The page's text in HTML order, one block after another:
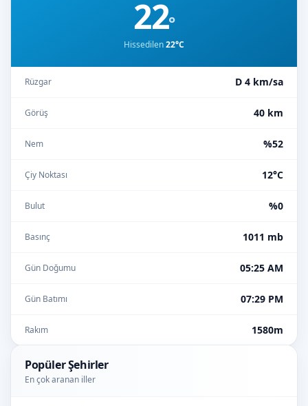
22°
Hissedilen22°C
Rüzgar D 4 km/sa
Görüş 40 km
Nem %52
Çiy Noktası 12°C
Bulut %0
Basınç 1011 mb
Gün Doğumu 05:25 AM
Gün Batımı 07:29 PM
Rakım 1580m
Popüler Şehirler
En çok aranan iller